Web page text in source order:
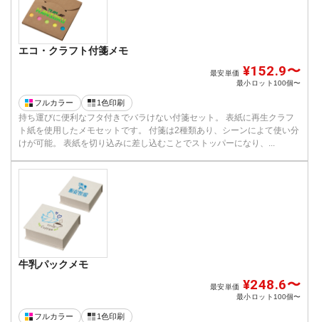
エコ・クラフト付箋メモ
最安単価 ¥152.9〜
最小ロット100個〜
フルカラー 1色印刷
持ち運びに便利なフタ付きでバラけない付箋セット。 表紙に再生クラフ
ト紙を使用したメモセットです。 付箋は2種類あり、シーンによて使い分
けが可能。 表紙を切り込みに差し込むことでストッパーになり、...
牛乳パックメモ
最安単価 ¥248.6〜
最小ロット100個〜
フルカラー 1色印刷